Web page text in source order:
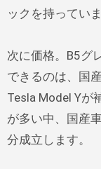
ックを持っていま
次に価格。B5グ
できるのは、国
Tesla Model Yが
が多い中、国産
分成立します。